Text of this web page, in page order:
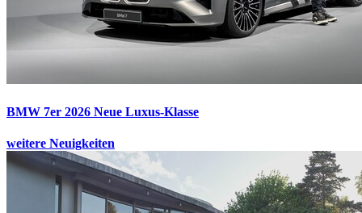
BMW 7er 2026 Neue Luxus-Klasse
weitere Neuigkeiten